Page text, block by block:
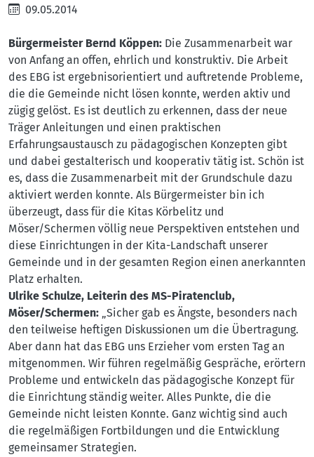
09.05.2014
Bürgermeister Bernd Köppen: Die Zusammenarbeit war
von Anfang an offen, ehrlich und konstruktiv. Die Arbeit
des EBG ist ergebnisorientiert und auftretende Probleme,
die die Gemeinde nicht lösen konnte, werden aktiv und
zügig gelöst. Es ist deutlich zu erkennen, dass der neue
Träger Anleitungen und einen praktischen
Erfahrungsaustausch zu pädagogischen Konzepten gibt
und dabei gestalterisch und kooperativ tätig ist. Schön ist
es, dass die Zusammenarbeit mit der Grundschule dazu
aktiviert werden konnte. Als Bürgermeister bin ich
überzeugt, dass für die Kitas Körbelitz und
Möser/Schermen völlig neue Perspektiven entstehen und
diese Einrichtungen in der Kita-Landschaft unserer
Gemeinde und in der gesamten Region einen anerkannten
Platz erhalten.
Ulrike Schulze, Leiterin des MS-Piratenclub,
Möser/Schermen: „Sicher gab es Ängste, besonders nach
den teilweise heftigen Diskussionen um die Übertragung.
Aber dann hat das EBG uns Erzieher vom ersten Tag an
mitgenommen. Wir führen regelmäßig Gespräche, erörtern
Probleme und entwickeln das pädagogische Konzept für
die Einrichtung ständig weiter. Alles Punkte, die die
Gemeinde nicht leisten Konnte. Ganz wichtig sind auch
die regelmäßigen Fortbildungen und die Entwicklung
gemeinsamer Strategien.